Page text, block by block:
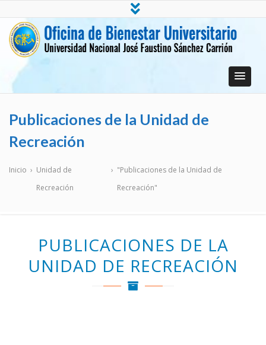
Oficina de Bienestar Universitario
Universidad Nacional José Faustino Sánchez Carrión
Publicaciones de la Unidad de
Recreación
Inicio › Unidad de
Recreación
› "Publicaciones de la Unidad de
Recreación"
PUBLICACIONES DE LA
UNIDAD DE RECREACIÓN